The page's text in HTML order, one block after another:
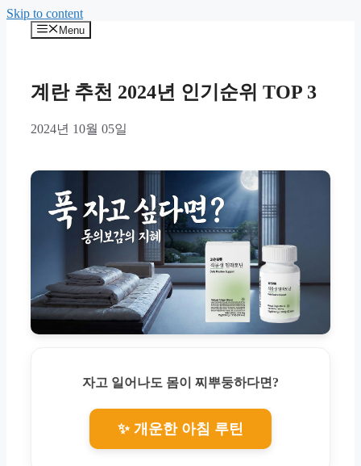
Skip to content
Menu
계란 추천 2024년 인기순위 TOP 3
2024년 10월 05일
자고 일어나도 몸이 찌뿌둥하다면?
✨ 개운한 아침 루틴